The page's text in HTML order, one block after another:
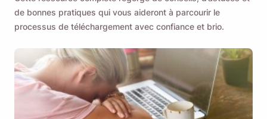
de bonnes pratiques qui vous aideront à parcourir le
processus de téléchargement avec confiance et brio.